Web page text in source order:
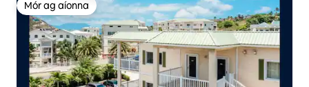
Mór ag aíonna
Mór ag aíonna